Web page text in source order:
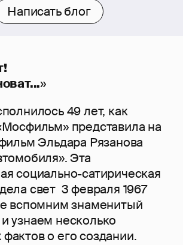
Написать блог
»
49 лет, как
представила на
Эльдара Рязанова
Эта
социально-сатирическая
свет 3 февраля 1967
вспомним знаменитый
узнаем несколько
о его создании.